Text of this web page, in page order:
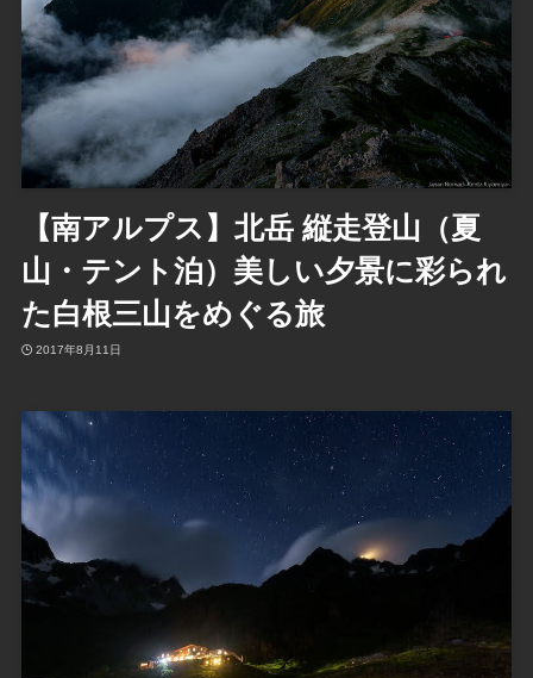
【南アルプス】北岳 縦走登山（夏
山・テント泊）美しい夕景に彩られ
た白根三山をめぐる旅
2017年8月11日